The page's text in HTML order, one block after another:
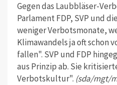
Gegen das Laubbläser-
Parlament FDP, SVP und
weniger Verbotsmonate,
Klimawandels ja oft schon
fallen". SVP und FDP
aus Prinzip ab. Sie
Verbotskultur". (sda/mgt/